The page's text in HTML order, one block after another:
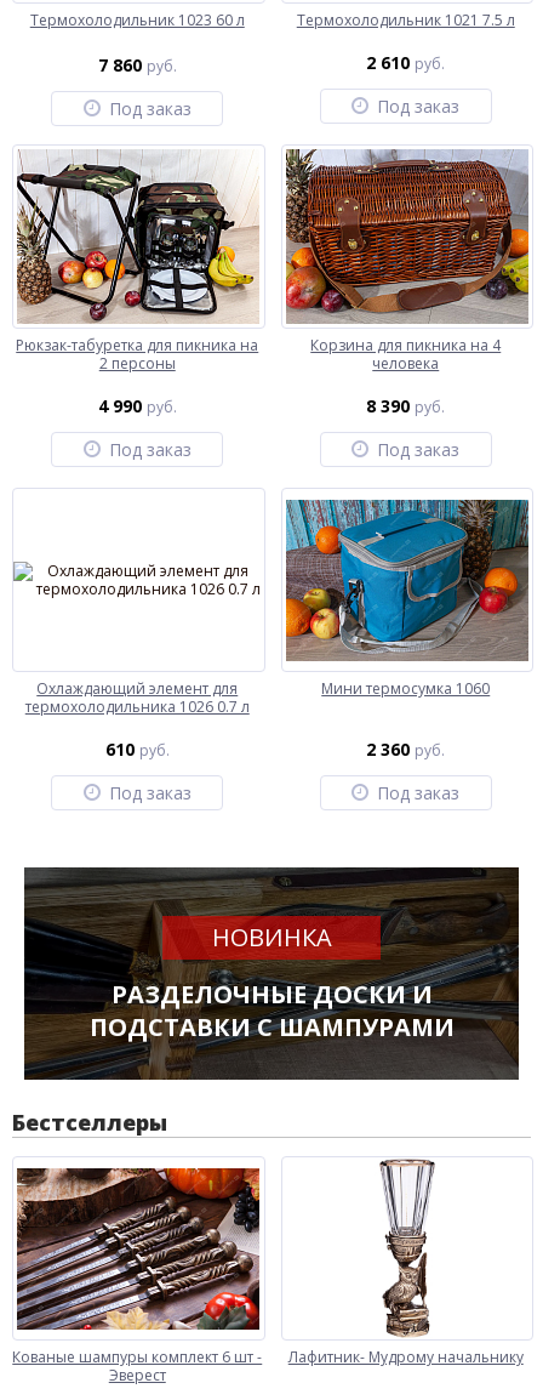
Термохолодильник 1023 60 л
7 860 руб.
Под заказ
Термохолодильник 1021 7.5 л
2 610 руб.
Под заказ
Рюкзак-табуретка для пикника на
2 персоны
4 990 руб.
Под заказ
Корзина для пикника на 4
человека
8 390 руб.
Под заказ
Охлаждающий элемент для
термохолодильника 1026 0.7 л
610 руб.
Под заказ
Мини термосумка 1060
2 360 руб.
Под заказ
НОВИНКА
РАЗДЕЛОЧНЫЕ ДОСКИ И
ПОДСТАВКИ С ШАМПУРАМИ
Бестселлеры
Кованые шампуры комплект 6 шт -
Эверест
Лафитник- Мудрому начальнику